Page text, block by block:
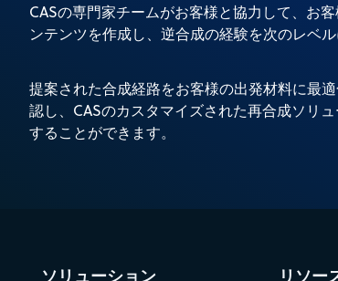
CASの専門家チームがお客様と協力して、お
ンテンツを作成し、逆合成の経験を次のレベル
提案された合成経路をお客様の出発材料に最
認し、CASのカスタマイズされた再合成ソリ
することができます。
ソリューション リソー